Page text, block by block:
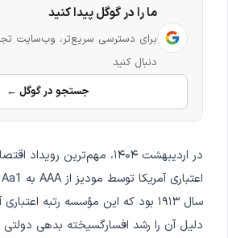
ما را در گوگل پیدا کنید
برای دسترسی سریع‌تر، وب‌سایت
دنبال کنید
جستجو در گوگل ←
در اردیبهشت ۱۴۰۴، مهم‌ترین
سال ۱۹۱۳ بود که این مؤسسه رتبه